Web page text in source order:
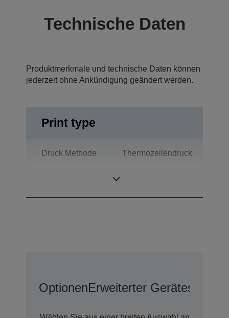
Technische Daten
Produktmerkmale und technische Daten können
jederzeit ohne Ankündigung geändert werden.
Print type
Druck Methode Thermozeilendruck
OptionenErweiterter Geräteschutz